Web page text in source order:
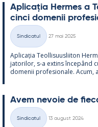
Aplicația Her­mes a
cinci do­me­nii
Categorii
Sindicatul
27 mai 2025
Aplicația Teol­li­suus­lii­ton
ja­to­ri­lor, s-a ex­tins începând
do­me­nii pro­fe­sio­nale. Acum,
Avem ne­voie de
Categorii
Sindicatul
13 august 2024